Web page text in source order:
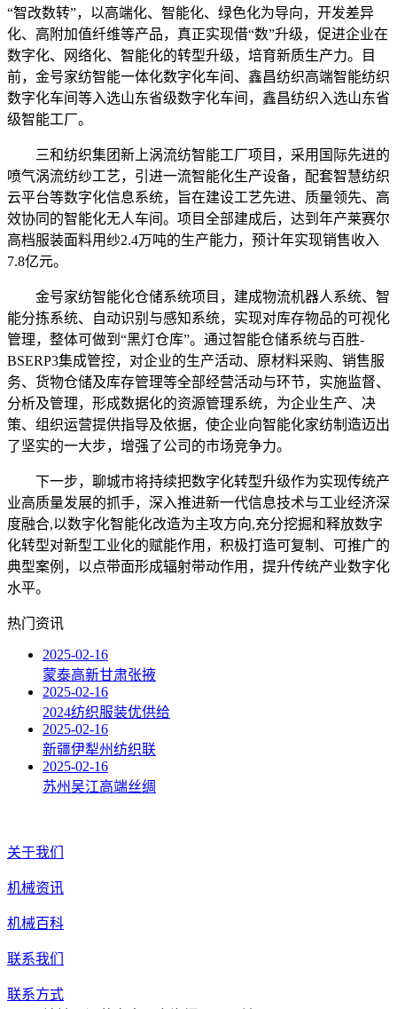
“智改数转”，以高端化、智能化、绿色化为导向，开发差异
化、高附加值纤维等产品，真正实现借“数”升级，促进企业在
数字化、网络化、智能化的转型升级，培育新质生产力。目
前，金号家纺智能一体化数字化车间、鑫昌纺织高端智能纺织
数字化车间等入选山东省级数字化车间，鑫昌纺织入选山东省
级智能工厂。
三和纺织集团新上涡流纺智能工厂项目，采用国际先进的
喷气涡流纺纱工艺，引进一流智能化生产设备，配套智慧纺织
云平台等数字化信息系统，旨在建设工艺先进、质量领先、高
效协同的智能化无人车间。项目全部建成后，达到年产莱赛尔
高档服装面料用纱2.4万吨的生产能力，预计年实现销售收入
7.8亿元。
金号家纺智能化仓储系统项目，建成物流机器人系统、智
能分拣系统、自动识别与感知系统，实现对库存物品的可视化
管理，整体可做到“黑灯仓库”。通过智能仓储系统与百胜-
BSERP3集成管控，对企业的生产活动、原材料采购、销售服
务、货物仓储及库存管理等全部经营活动与环节，实施监督、
分析及管理，形成数据化的资源管理系统，为企业生产、决
策、组织运营提供指导及依据，使企业向智能化家纺制造迈出
了坚实的一大步，增强了公司的市场竞争力。
下一步，聊城市将持续把数字化转型升级作为实现传统产
业高质量发展的抓手，深入推进新一代信息技术与工业经济深
度融合,以数字化智能化改造为主攻方向,充分挖掘和释放数字
化转型对新型工业化的赋能作用，积极打造可复制、可推广的
典型案例，以点带面形成辐射带动作用，提升传统产业数字化
水平。
热门资讯
2025-02-16
蒙泰高新甘肃张掖
2025-02-16
2024纺织服装优供给
2025-02-16
新疆伊犁州纺织联
2025-02-16
苏州吴江高端丝绸
关于我们
机械资讯
机械百科
联系我们
联系方式